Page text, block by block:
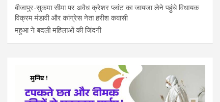
बीजापुर-सुकमा सीमा पर अवैध क्रेशर प्लांट का जायजा लेने पहुंचे विधायक
विक्रम मंडावी और कांग्रेस नेता हरीश कवासी
महुआ ने बदली महिलाओं की जिंदगी